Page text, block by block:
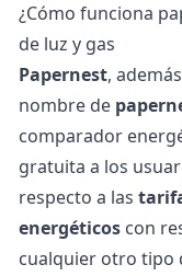
¿Cómo funciona
de luz y gas
Papernest,
nombre de
comparador
gratuita a los
respecto a las
energéticos con
cualquier otro tipo